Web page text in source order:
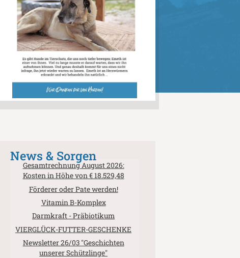
News & Sorgen
Gesamtrechnung August 2026:
Kosten in Höhe von € 18.529,48
Förderer oder Pate werden!
Vitamin B-Komplex
Darmkraft - Präbiotikum
VIERGLÜCK-FUTTER-GESCHENKE
Newsletter 26/03 "Geschichten
unserer Schützlinge"